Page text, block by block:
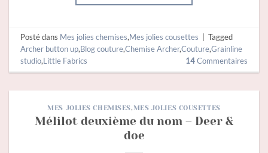
Posté dans Mes jolies chemises,Mes jolies cousettes
Tagged
Archer button up,Blog couture,Chemise Archer,Couture,Grainline
studio,Little Fabrics 14Commentaires
MES JOLIES CHEMISES,MES JOLIES COUSETTES
Mélilot deuxième du nom – Deer &
doe